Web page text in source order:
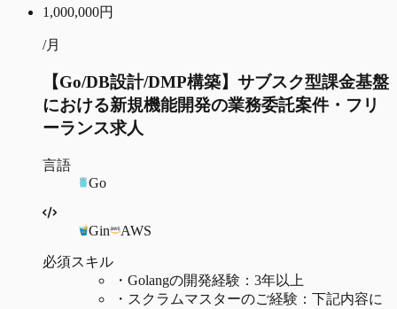
1,000,000円
/月
【Go/DB設計/DMP構築】サブスク型課金基盤
における新規機能開発の業務委託案件・フリ
ーランス求人
言語
Go
Gin AWS
必須スキル
・ Golangの開発経験：3年以上
・ スクラムマスターのご経験：下記内容に